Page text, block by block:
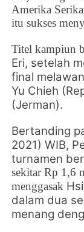
Amerika
itu sukses
Titel kampiun
Eri, setelah
final
Yu Chieh
(Jerman).
Bertanding
2021) WIB,
turnamen
sekitarRp 1,6
menggasak
dalam dua
menang